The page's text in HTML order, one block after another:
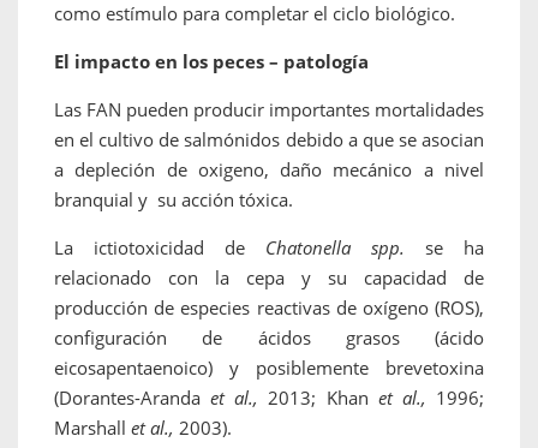
como estímulo para completar el ciclo biológico.
El impacto en los peces – patología
Las FAN pueden producir importantes mortalidades
en el cultivo de salmónidos debido a que se asocian
a depleción de oxigeno, daño mecánico a nivel
branquial y su acción tóxica.
La ictiotoxicidad de Chatonella spp. se ha
relacionado con la cepa y su capacidad de
producción de especies reactivas de oxígeno (ROS),
configuración de ácidos grasos (ácido
eicosapentaenoico) y posiblemente brevetoxina
(Dorantes-Arandaet al., 2013; Khan et al., 1996;
Marshall et al., 2003).